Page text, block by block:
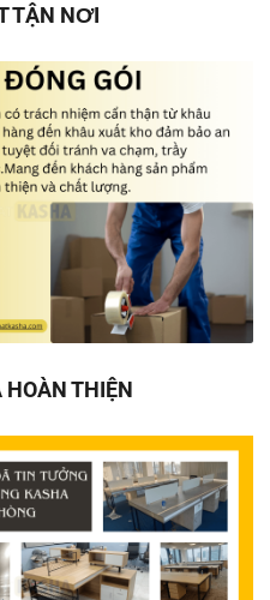
TẬN NƠI
HOÀN THIỆN